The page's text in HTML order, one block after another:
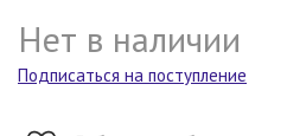
Нет в наличии
Подписаться на поступление